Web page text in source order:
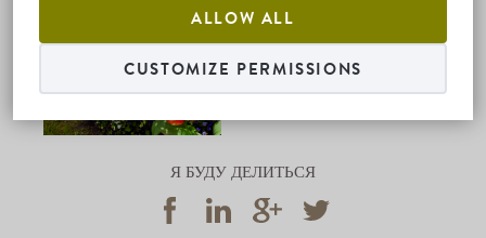
ALLOW ALL
CUSTOMIZE PERMISSIONS
30. October 2026.
ОДНОМЕСТНОЕ
РАЗМЕЩЕНИЕ
Я БУДУ ДЕЛИТЬСЯ